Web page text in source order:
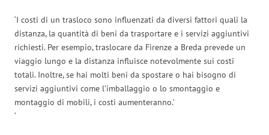
‘I costi di un trasloco sono influenzati da diversi fattori quali la
distanza, la quantità di beni da trasportare e i servizi aggiuntivi
richiesti. Per esempio, traslocare da Firenze a Breda prevede un
viaggio lungo e la distanza influisce notevolmente sui costi
totali. Inoltre, se hai molti beni da spostare o hai bisogno di
servizi aggiuntivi come l’imballaggio o lo smontaggio e
montaggio di mobili, i costi aumenteranno.’
‘